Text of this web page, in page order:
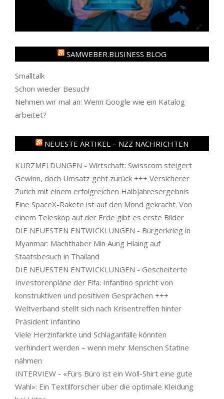
SAMWEBER.BUSINESS BLOG
Smalltalk
Schon wieder Besuch!
Nehmen wir mal an: Wenn Google wie ein Katalog
arbeitet?
NEUESTE ARTIKEL – NZZ NACHRICHTEN
KURZMELDUNGEN - Wirtschaft: Swisscom steigert
Gewinn, doch Umsatz geht zurück +++ Versicherer
Zurich mit einem erfolgreichen Halbjahresergebnis
Eine SpaceX-Rakete ist auf den Mond gekracht. Von
einem Teleskop auf der Erde gibt es erste Bilder
DIE NEUESTEN ENTWICKLUNGEN - Bürgerkrieg in
Myanmar: Machthaber Min Aung Hlaing auf
Staatsbesuch in Thailand
DIE NEUESTEN ENTWICKLUNGEN - Gescheiterte
Investorenpläne der Fifa: Infantino spricht von
konstruktiven und positiven Gesprächen +++
Weltverband stellt sich nach Krisentreffen hinter
Präsident Infantino
Viele Herzinfarkte und Schlaganfälle könnten
verhindert werden – wenn mehr Menschen Statine
nähmen
INTERVIEW - «Fürs Büro ist ein Woll-Shirt eine gute
Wahl»: Ein Textilforscher über die optimale Kleidung